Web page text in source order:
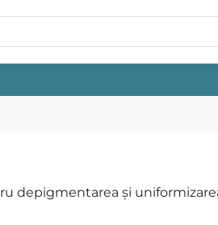
depigmentarea și